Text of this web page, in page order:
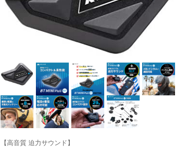
【高音質 迫力サウンド】